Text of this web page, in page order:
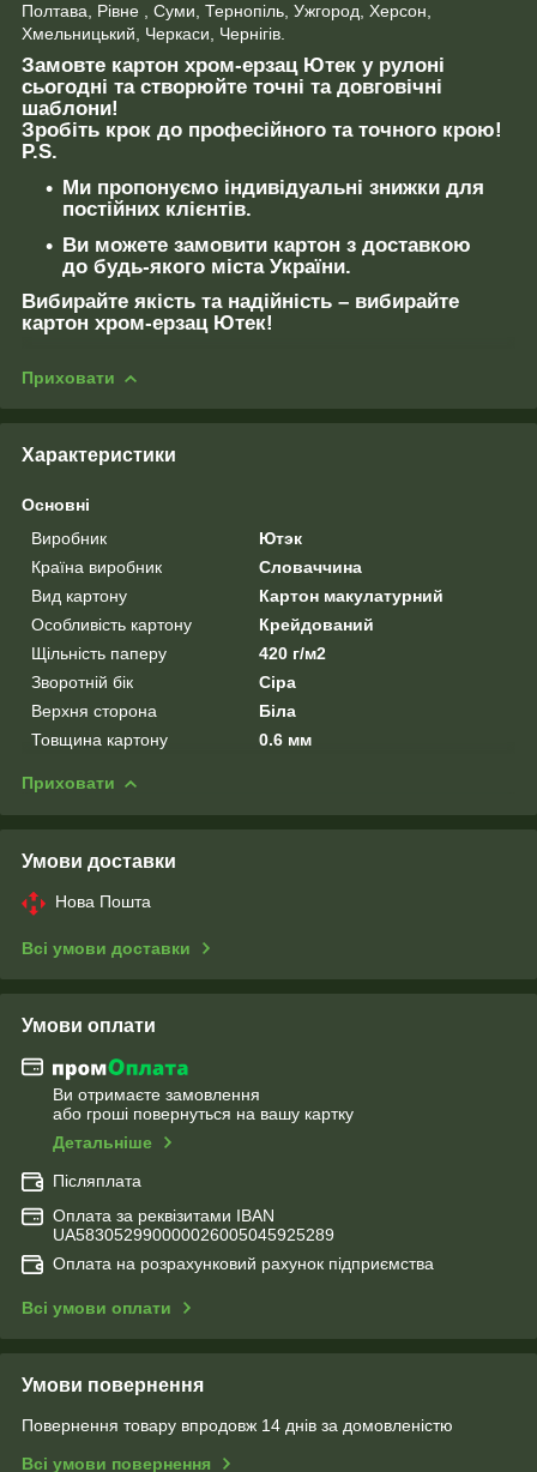
Полтава, Рівне , Суми, Тернопіль, Ужгород, Херсон,
Хмельницький, Черкаси, Чернігів.
Замовте картон хром-ерзац Ютек у рулоні
сьогодні та створюйте точні та довговічні
шаблони!
Зробіть крок до професійного та точного крою!
P.S.
Ми пропонуємо індивідуальні знижки для
постійних клієнтів.
Ви можете замовити картон з доставкою
до будь-якого міста України.
Вибирайте якість та надійність – вибирайте
картон хром-ерзац Ютек!
Приховати
Характеристики
Основні
Виробник
Ютэк
Країна виробник
Словаччина
Вид картону
Картон макулатурний
Особливість картону
Крейдований
Щільність паперу
420 г/м2
Зворотній бік
Сіра
Верхня сторона
Біла
Товщина картону
0.6 мм
Приховати
Умови доставки
Нова Пошта
Всі умови доставки
Умови оплати
Ви отримаєте замовлення
або гроші повернуться на вашу картку
Детальніше
Післяплата
Оплата за реквізитами IBAN
UA583052990000026005045925289
Оплата на розрахунковий рахунок підприємства
Всі умови оплати
Умови повернення
Повернення товару впродовж 14 днів за домовленістю
Всі умови повернення